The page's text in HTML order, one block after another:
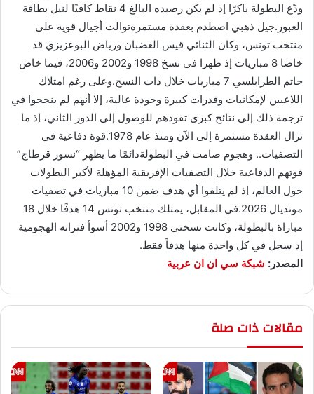
ودّع البطولة باكرًا إذ لم يكن رصيده البالغ 4 نقاط كافيًا لنيل بطاقة
العبور.جيل ذهبي اصطدم بعقدة مستمرةتوالت أجيال قوية على
منتخب تونس، وكان الثنائي قيس الغضبان ورياض البوعزيزي قد
خاضا 8 مباريات إذ ظهرا في نسخ 1998 و2002 و2006، فيما خاض
حاتم الطرابلسي 7 مباريات خلال ذات النسخ.وعلى رغم امتلاك
اللاعبين لإمكانيات وقدرات كبيرة وجودة عالية، إلا أنهم لم ينجحوا في
ترجمة ذلك إلى نتائج كبرى تقودهم للوصول إلى الدور الثاني، إذ ما
تزال العقدة مستمرة إلى الآن ومنذ عام 1978.قوة دفاعية في
التصفيات.. وهجوم صامت في البطولةدائمًا ما يظهر “نسور قرطاج”
قوتهم الدفاعية خلال التصفيات الإفريقية المؤهلة لأكبر البطولات
حول العالم، إذ لم يتلقوا أي هدف ضمن 10 مباريات في تصفيات
مونديال 2026.في المقابل، يمتلك منتخب تونس 14 هدفًا خلال 18
مباراة بالبطولة، وكانت نسختي 1998 و2002 أسوأ فتراته الهجومية
إذ سجل في كل واحدة منها هدفاً فقط.
المصدر: شبكة سي ان ان عربية
مقالات ذات صلة